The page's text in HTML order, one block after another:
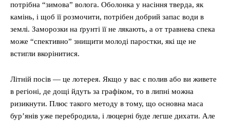
потрібна “зимова” волога. Оболонка у насіння тверда, як
камінь, і щоб її розмочити, потрібен добрий запас води в
землі. Заморозки на ґрунті її не лякають, а от травнева спека
може “спективно” знищити молоді паростки, які ще не
встигли вкорінитися.
Літній посів — це лотерея. Якщо у вас є полив або ви живете
в регіоні, де дощі йдуть за графіком, то в липні можна
ризикнути. Плюс такого методу в тому, що основна маса
бур’янів уже перебродила, і люцерні буде легше дихати. Але